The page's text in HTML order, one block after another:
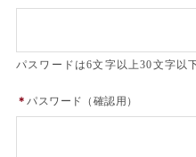
パスワードは6文字以上30文字以
＊ パスワード（確認用）